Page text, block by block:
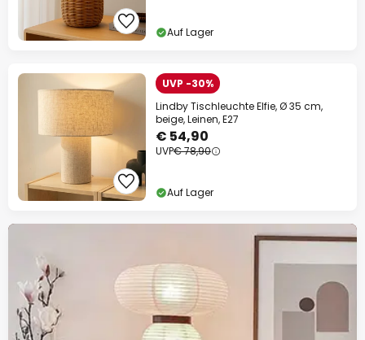
Auf Lager
UVP -30%
Lindby Tischleuchte Elfie, Ø 35 cm,
beige, Leinen, E27
€ 54,90
UVP€ 78,90
Auf Lager